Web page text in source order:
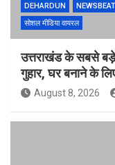
DEHARDUN NEWSBEAT
सोशल मीडिया वायरल
उत्तराखंड के सबसे
गुहार, घर बनाने के
August 8, 2026